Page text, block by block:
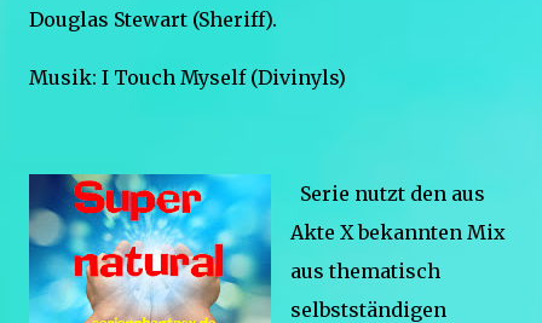
Douglas Stewart (Sheriff).
Musik: I Touch Myself (Divinyls)
Serie nutzt den aus
Akte X bekannten Mix
aus thematisch
selbstständigen